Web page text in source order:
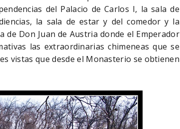
del Palacio de Carlos I, la sala de
la sala de estar y del comedor y la
de Don Juan de Austria donde el Emperador
las extraordinarias chimeneas que se
vistas que desde el Monasterio se obtienen